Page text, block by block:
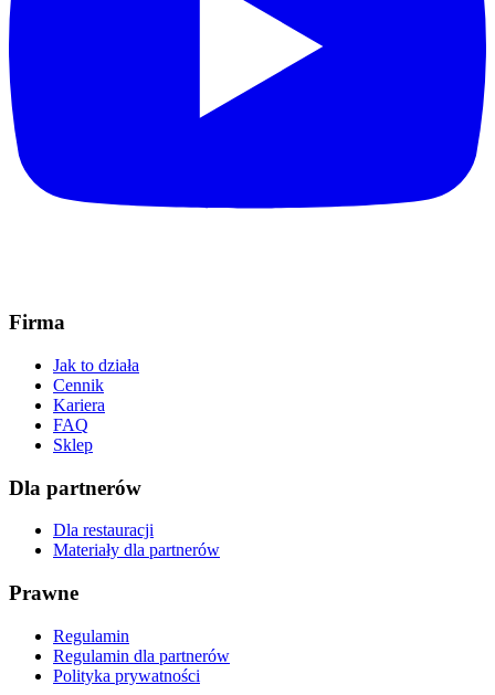
Firma
Jak to działa
Cennik
Kariera
FAQ
Sklep
Dla partnerów
Dla restauracji
Materiały dla partnerów
Prawne
Regulamin
Regulamin dla partnerów
Polityka prywatności